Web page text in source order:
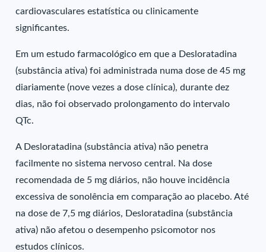
cardiovasculares estatística ou clinicamente
significantes.
Em um estudo farmacológico em que a Desloratadina
(substância ativa) foi administrada numa dose de 45 mg
diariamente (nove vezes a dose clínica), durante dez
dias, não foi observado prolongamento do intervalo
QTc.
A Desloratadina (substância ativa) não penetra
facilmente no sistema nervoso central. Na dose
recomendada de 5 mg diários, não houve incidência
excessiva de sonolência em comparação ao placebo. Até
na dose de 7,5 mg diários, Desloratadina (substância
ativa) não afetou o desempenho psicomotor nos
estudos clínicos.